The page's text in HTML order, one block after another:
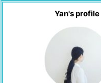
Yan's profile